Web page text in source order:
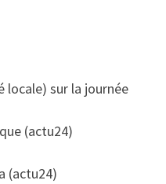
locale) sur la journée
(actu24)
(actu24)